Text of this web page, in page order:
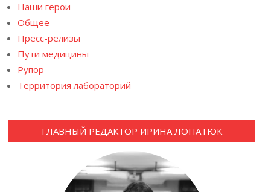
Наши герои
Общее
Пресс-релизы
Пути медицины
Рупор
Территория лабораторий
ГЛАВНЫЙ РЕДАКТОР ИРИНА ЛОПАТЮК